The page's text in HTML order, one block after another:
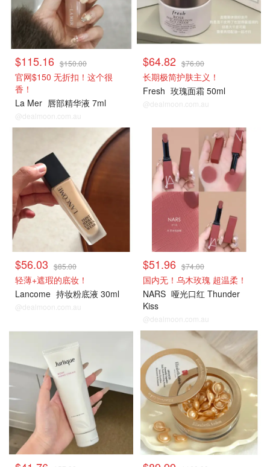
$115.16 $150.00
官网$150 无折扣！这个很
香！
La Mer 唇部精华液 7ml
@dealmoon.com.au
$64.82 $76.00
长期极简护肤主义！
Fresh 玫瑰面霜 50ml
@dealmoon.com.au
$56.03 $85.00
轻薄+遮瑕的底妆！
Lancome 持妆粉底液 30ml
@dealmoon.com.au
$51.96 $74.00
国内无！乌木玫瑰 超温柔！
NARS 哑光口红 Thunder
Kiss
@dealmoon.com.au